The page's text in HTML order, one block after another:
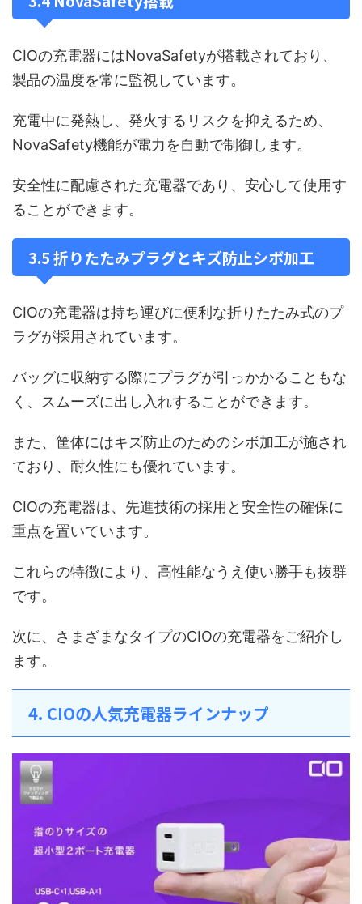
CIOの充電器にはNovaSafetyが搭載されており、
製品の温度を常に監視しています。
充電中に発熱し、発火するリスクを抑えるため、
NovaSafety機能が電力を自動で制御します。
安全性に配慮された充電器であり、安心して使用す
ることができます。
3.5 折りたたみプラグとキズ防止シボ加工
CIOの充電器は持ち運びに便利な折りたたみ式のプ
ラグが採用されています。
バッグに収納する際にプラグが引っかかることもな
く、スムーズに出し入れすることができます。
また、筐体にはキズ防止のためのシボ加工が施され
ており、耐久性にも優れています。
CIOの充電器は、先進技術の採用と安全性の確保に
重点を置いています。
これらの特徴により、高性能なうえ使い勝手も抜群
です。
次に、さまざまなタイプのCIOの充電器をご紹介し
ます。
4. CIOの人気充電器ラインナップ